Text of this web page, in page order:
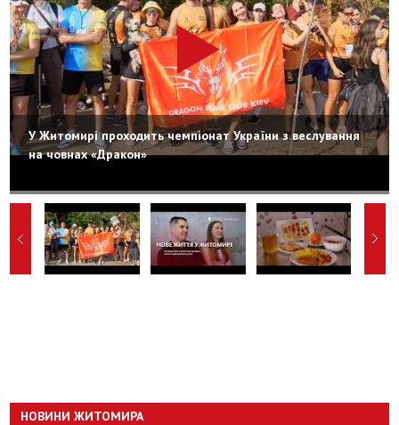
У Житомирі проходить чемпіонат України з веслування
на човнах «Дракон»
НОВИНИ ЖИТОМИРА